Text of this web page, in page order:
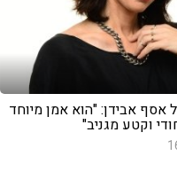
אסף אבידן: "הוא אמן מיוחד
וקטע מגניב"